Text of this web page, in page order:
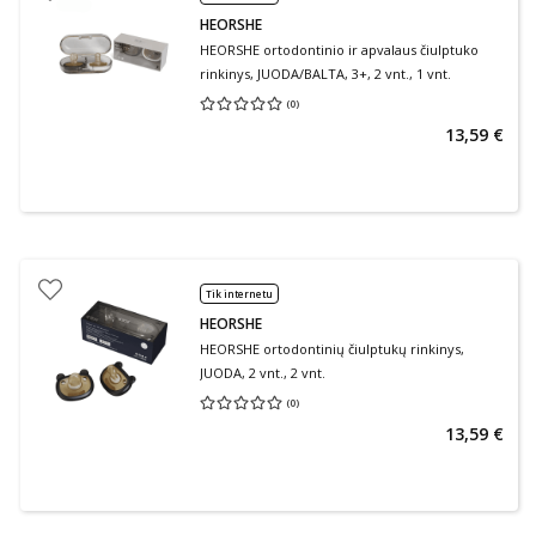
HEORSHE
HEORSHE ortodontinio ir apvalaus čiulptuko
rinkinys, JUODA/BALTA, 3+, 2 vnt., 1 vnt.
(0)
Vidutinis įvertinimas 0.00
13,59 €
Tik internetu
HEORSHE
HEORSHE ortodontinių čiulptukų rinkinys,
JUODA, 2 vnt., 2 vnt.
(0)
Vidutinis įvertinimas 0.00
13,59 €